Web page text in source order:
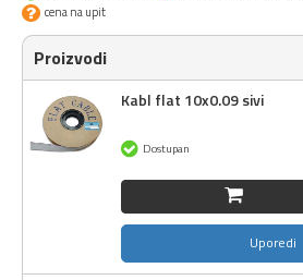
cena na upit
Proizvodi
Kabl flat 10x0.09 sivi
Dostupan
Uporedi